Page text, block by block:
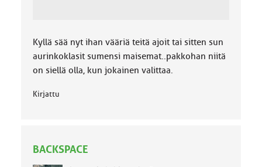
Kyllä sää nyt ihan vääriä teitä ajoit tai sitten sun
aurinkoklasit sumensi maisemat..pakkohan niitä
on siellä olla, kun jokainen valittaa.
Kirjattu
BACKSPACE